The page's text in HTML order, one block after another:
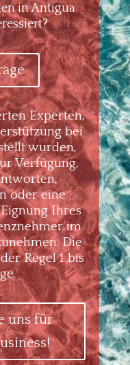
in Antigua
Experten,
bei
wurden,
Verfügung,
oder eine
Ihres
im
Die
Regel 1 bis
uns für